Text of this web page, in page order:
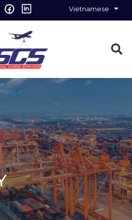
Vietnamese
English